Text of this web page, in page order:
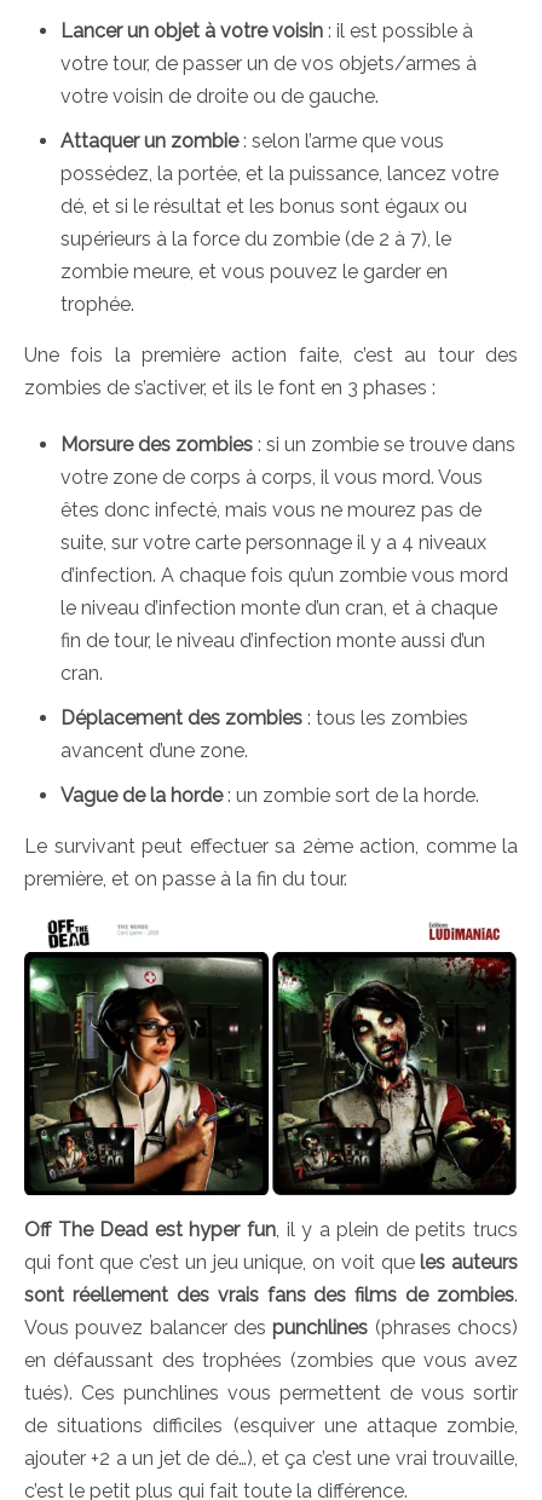
Lancer un objet à votre voisin : il est possible à
votre tour, de passer un de vos objets/armes à
votre voisin de droite ou de gauche.
Attaquer un zombie: selon l’arme que vous
possédez, la portée, et la puissance, lancez votre
dé, et si le résultat et les bonus sont égaux ou
supérieurs à la force du zombie (de 2 à 7), le
zombie meure, et vous pouvez le garder en
trophée.
Une fois la première action faite, c’est au tour des
zombies de s’activer, et ils le font en 3 phases :
Morsure des zombies : si un zombie se trouve dans
votre zone de corps à corps, il vous mord. Vous
êtes donc infecté, mais vous ne mourez pas de
suite, sur votre carte personnage il y a 4 niveaux
d’infection. A chaque fois qu’un zombie vous mord
le niveau d’infection monte d’un cran, et à chaque
fin de tour, le niveau d’infection monte aussi d’un
cran.
Déplacement des zombies : tous les zombies
avancent d’une zone.
Vague de la horde: un zombie sort de la horde.
Le survivant peut effectuer sa 2ème action, comme la
première, et on passe à la fin du tour.
Off The Dead est hyper fun, il y a plein de petits trucs
qui font que c’est un jeu unique, on voit que les auteurs
sont réellement des vrais fans des films de zombies.
Vous pouvez balancer despunchlines (phrases chocs)
en défaussant des trophées (zombies que vous avez
tués). Ces punchlines vous permettent de vous sortir
de situations difficiles (esquiver une attaque zombie,
ajouter +2 a un jet de dé…), et ça c’est une vrai trouvaille,
c’est le petit plus qui fait toute la différence.